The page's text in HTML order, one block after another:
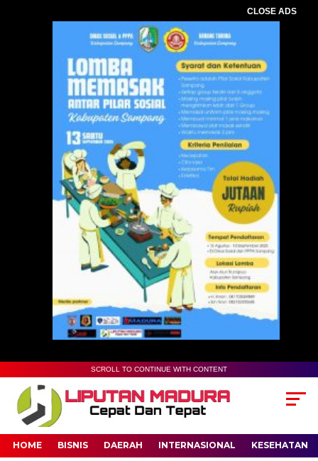
CLOSE ADS
SCROLL TO CONTINUE WITH CONTENT
HOME BISNIS DAERAH INTERNASIONAL KESEHATAN